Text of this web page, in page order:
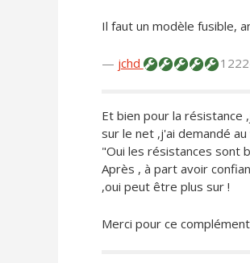
Il faut un modèle fusible,
— jchd
Et bien pour la résistance
sur le net ,j'ai demandé
"Oui les résistances sont
Après , à part avoir
,oui peut être plus sur !
Merci pour ce